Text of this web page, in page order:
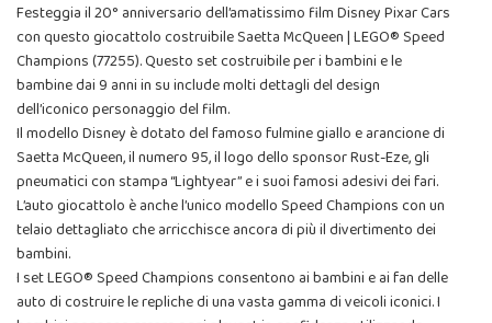
Festeggia il 20° anniversario dell’amatissimo film Disney Pixar Cars
con questo giocattolo costruibile Saetta McQueen | LEGO® Speed
Champions (77255). Questo set costruibile per i bambini e le
bambine dai 9 anni in su include molti dettagli del design
dell’iconico personaggio del film.
Il modello Disney è dotato del famoso fulmine giallo e arancione di
Saetta McQueen, il numero 95, il logo dello sponsor Rust-Eze, gli
pneumatici con stampa “Lightyear” e i suoi famosi adesivi dei fari.
L’auto giocattolo è anche l’unico modello Speed Champions con un
telaio dettagliato che arricchisce ancora di più il divertimento dei
bambini.
I set LEGO® Speed Champions consentono ai bambini e ai fan delle
auto di costruire le repliche di una vasta gamma di veicoli iconici. I